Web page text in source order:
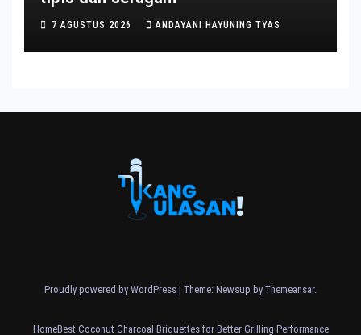
7 AGUSTUS 2026 ANDAYANI HAYUNING TYAS
Proudly powered by WordPress | Theme: Newsup by Themeansar.
HomeBest Coconut Charcoal Briquettes for Better Grilling Performance